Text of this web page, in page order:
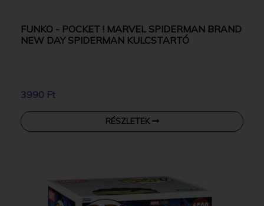
FUNKO - POCKET ! MARVEL SPIDERMAN BRAND
NEW DAY SPIDERMAN KULCSTARTÓ
3990 Ft
RÉSZLETEK